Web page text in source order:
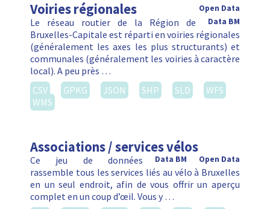
Voiries régionales
Open Data
Data BM
Le réseau routier de la Région de
Bruxelles-Capitale est réparti en voiries régionales
(généralement les axes les plus structurants) et
communales (généralement les voiries à caractère
local). A peu près …
CSV
GPKG JSON SHP SLD
WFS
WMS
Associations / services vélos
Open Data
Data BM
Ce jeu de données
rassemble tous les services liés au vélo à Bruxelles
en un seul endroit, afin de vous offrir un aperçu
complet en un coup d’œil. Vous y …